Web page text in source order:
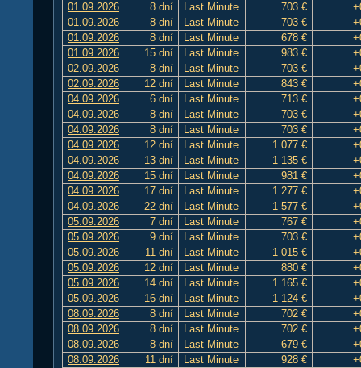
01.09.2026
8 dní Last Minute 703 €
01.09.2026
8 dní Last Minute 703 €
01.09.2026
8 dní Last Minute 678 €
01.09.2026
15 dní Last Minute 983 €
02.09.2026
8 dní Last Minute 703 €
02.09.2026
12 dní Last Minute 843 €
04.09.2026
6 dní Last Minute 713 €
04.09.2026
8 dní Last Minute 703 €
04.09.2026
8 dní Last Minute 703 €
04.09.2026
12 dní Last Minute 1 077 €
04.09.2026
13 dní Last Minute 1 135 €
04.09.2026
15 dní Last Minute 981 €
04.09.2026
17 dní Last Minute 1 277 €
04.09.2026
22 dní Last Minute 1 577 €
05.09.2026
7 dní Last Minute 767 €
05.09.2026
9 dní Last Minute 703 €
05.09.2026
11 dní Last Minute 1 015 €
05.09.2026
12 dní Last Minute 880 €
05.09.2026
14 dní Last Minute 1 165 €
05.09.2026
16 dní Last Minute 1 124 €
08.09.2026
8 dní Last Minute 702 €
08.09.2026
8 dní Last Minute 702 €
08.09.2026
8 dní Last Minute 679 €
08.09.2026
11 dní Last Minute 928 €